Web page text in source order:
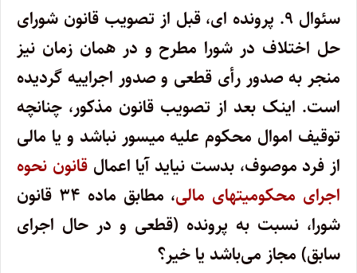
سئوال ۹.
پرونده ای، قبل از تصویب قانون شورای
حل اختلاف در شورا مطرح و در همان زمان نیز
منجر به صدور رأی قطعی و صدور اجراییه گردیده
است. اینک بعد از تصویب قانون مذکور، چنانچه
توقیف اموال محکوم علیه میسور نباشد و یا مالی
از فرد موصوف، بدست نیاید آیا اعمالقانون نحوه
اجرای محکومیتهای مالی
، مطابق ماده ۳۴ قانون
شورا، نسبت به پرونده (قطعی و در حال اجرای
سابق) مجاز می‌باشد یا خیر؟